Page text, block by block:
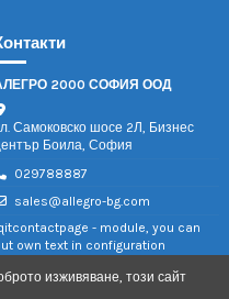
2000 СОФИЯ ООД
Самоковско шосе 2Л, Бизнес
Боила, София
029788887
sales@allegro-bg.com
- module, you can
own text in configuration
изживяване, този сайт